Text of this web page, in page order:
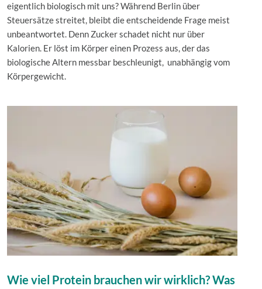
eigentlich biologisch mit uns? Während Berlin über
Steuersätze streitet, bleibt die entscheidende Frage meist
unbeantwortet. Denn Zucker schadet nicht nur über
Kalorien. Er löst im Körper einen Prozess aus, der das
biologische Altern messbar beschleunigt, unabhängig vom
Körpergewicht.
Wie viel Protein brauchen wir wirklich? Was